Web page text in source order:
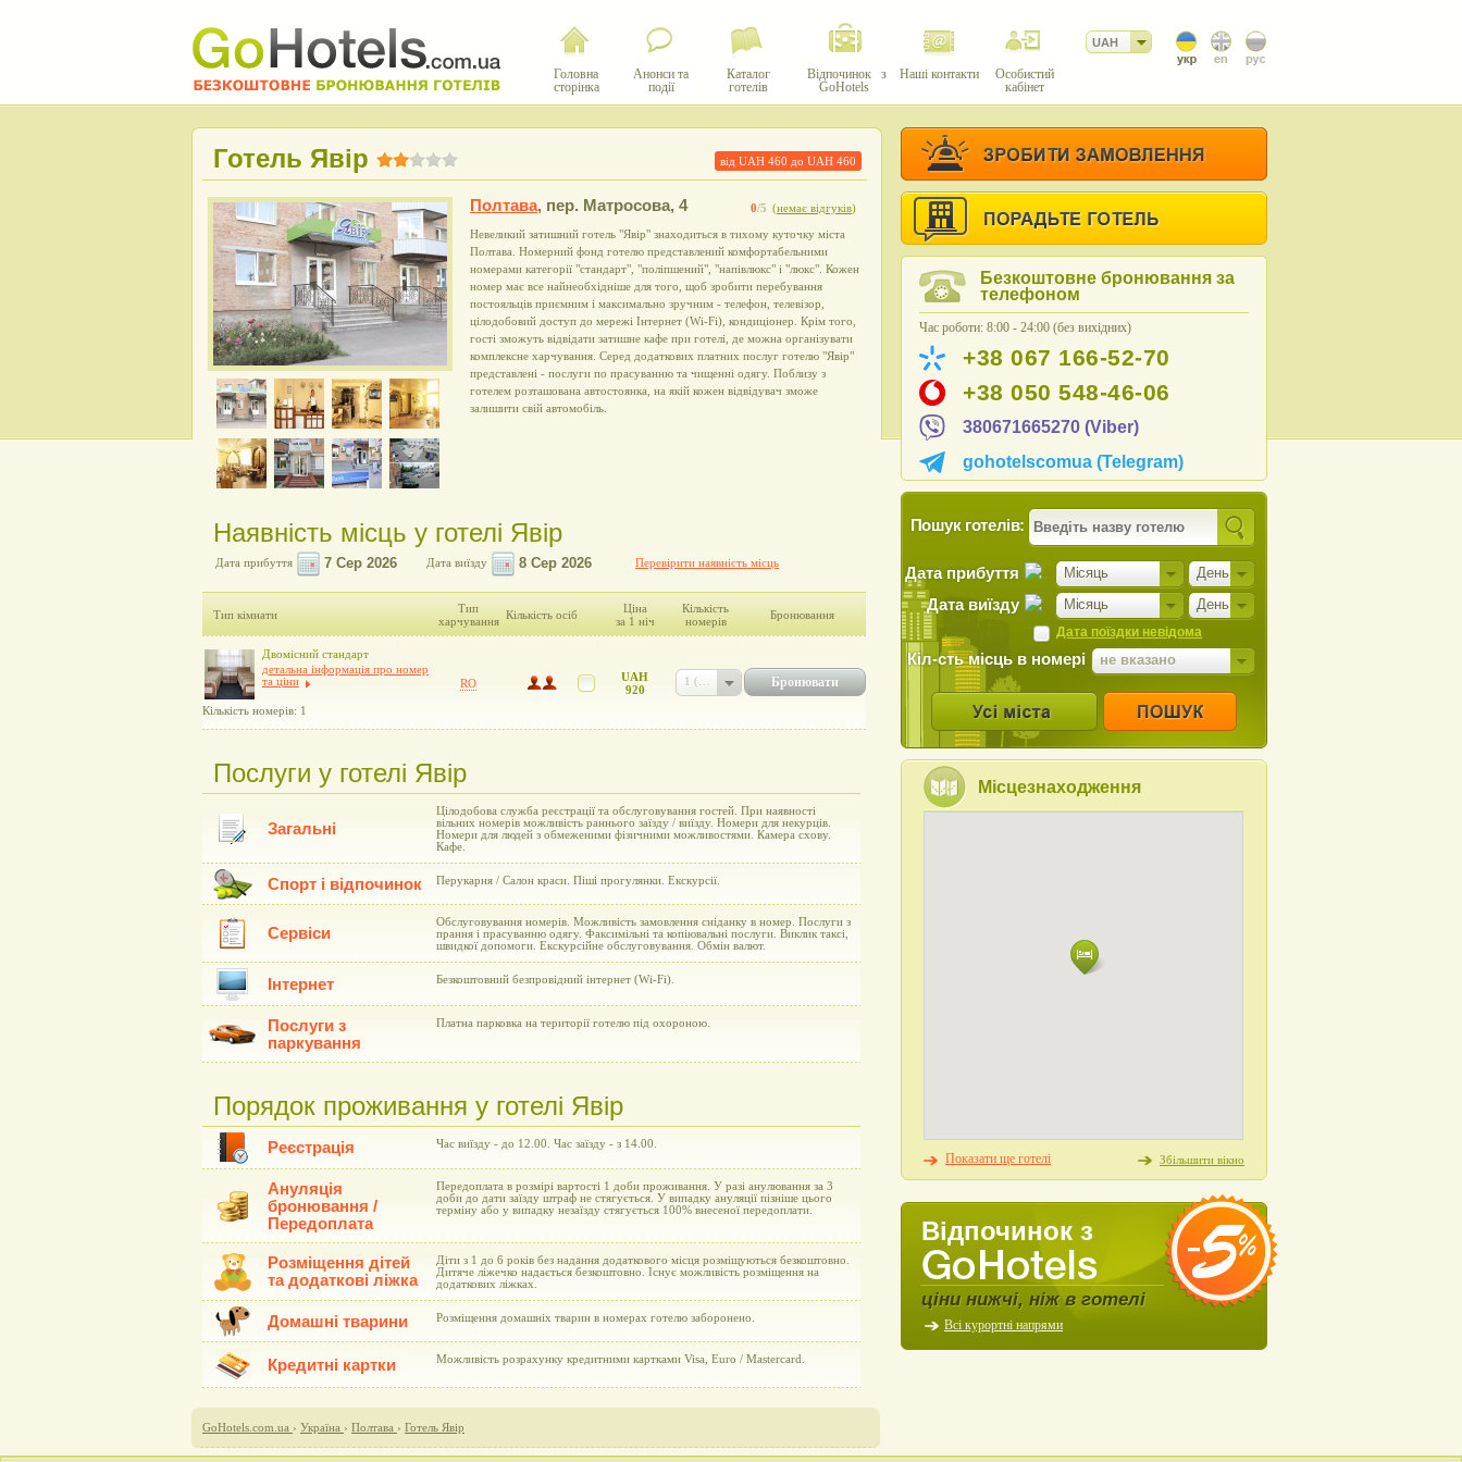
Головна
сторінка
Анонси та
події
Каталог
готелів
Відпочинок з
GoHotels
Наші контакти
Особистий
кабінет
UAH
від UAH460 до UAH460
Готель Явір
0/5 (немає відгуків)
Полтава, пер. Матросова, 4
Невеликий затишний готель "Явір" знаходиться в тихому куточку міста
Полтава. Номерний фонд готелю представлений комфортабельними
номерами категорії "стандарт", "поліпшений", "напівлюкс" і "люкс". Кожен
номер має все найнеобхідніше для того, щоб зробити перебування
постояльців приємним і максимально зручним - телефон, телевізор,
цілодобовий доступ до мережі Інтернет (Wi-Fi), кондиціонер. Крім того,
гості зможуть відвідати затишне кафе при готелі, де можна організувати
комплексне харчування. Серед додаткових платних послуг готелю "Явір"
представлені - послуги по прасуванню та чищенні одягу. Поблизу з
готелем розташована автостоянка, на якій кожен відвідувач зможе
залишити свій автомобіль.
Наявність місць у готелі Явір
Дата прибуття Дата виїзду Перевірити наявність місць
Тип кімнати
Тип
харчування Кількість осіб
Ціна
за 1 ніч
Кількість
номерів
Бронювання
Двомісний стандарт
детальна інформація про номер
та ціни
Кількість номерів: 1
RO
UAH
920
Бронювати
Послуги у готелі Явір
Загальні
Цілодобова служба реєстрації та обслуговування гостей. При наявності
вільних номерів можливість раннього заїзду / виїзду. Номери для некурців.
Номери для людей з обмеженими фізичними можливостями. Камера схову.
Кафе.
Спорт і відпочинок Перукарня / Салон краси. Піші прогулянки. Екскурсії.
Сервіси
Обслуговування номерів. Можливість замовлення сніданку в номер. Послуги з
прання і прасуванню одягу. Факсимільні та копіювальні послуги. Виклик таксі,
швидкої допомоги. Екскурсійне обслуговування. Обмін валют.
Інтернет Безкоштовний безпровідний інтернет (Wi-Fi).
Послуги з
паркування
Платна парковка на території готелю під охороною.
Порядок проживання у готелі Явір
Реєстрація Час виїзду - до 12.00. Час заїзду - з 14.00.
Ануляція
бронювання /
Передоплата
Передоплата в розмірі вартості 1 доби проживання. У разі анулювання за 3
доби до дати заїзду штраф не стягується. У випадку ануляції пізніше цього
терміну або у випадку незаїзду стягується 100% внесеної передоплати.
Розміщення дітей
та додаткові ліжка
Діти з 1 до 6 років без надання додаткового місця розміщуються безкоштовно.
Дитяче ліжечко надається безкоштовно. Існує можливість розміщення на
додаткових ліжках.
Домашні тварини Розміщення домашніх тварин в номерах готелю заборонено.
Кредитні картки Можливість розрахунку кредитними картками Visa, Euro / Mastercard.
GoHotels.com.ua › Україна › Полтава › Готель Явір
Безкоштовне бронювання за
телефоном
Час роботи: 8:00 - 24:00 (без вихідних)
+38 067 166-52-70
+38 050 548-46-06
380671665270 (Viber)
gohotelscomua (Telegram)
Пошук готелів:
Місяць День
Дата прибуття
Місяць День
Дата виїзду
Дата поїздки невідома
Кіл-сть місць в номері не вказано
Місцезнаходження
Показати ще готелі Збільшити вікно
Відпочинок з
ціни нижчі, ніж в готелі
Всі курортні напрями